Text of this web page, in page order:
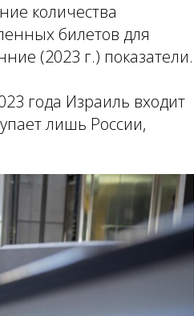
количества
билетов для
(2023 г.) показатели.
года Израиль входит
лишь России,